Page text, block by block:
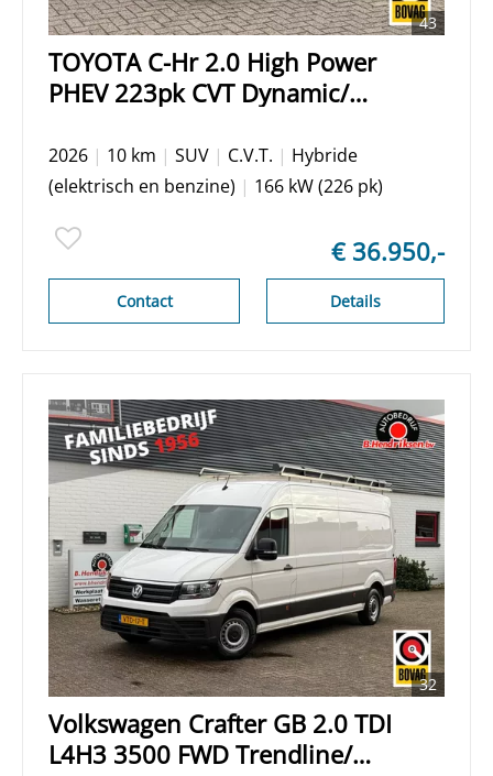
43
TOYOTA C-Hr 2.0 High Power
PHEV 223pk CVT Dynamic/
Carplay/ Keyless entry/ Stuur +
stoel verwarming/ Elektrische
2026 | 10 km | SUV | C.V.T. | Hybride
(elektrisch en benzine) | 166 kW (226 pk)
€ 36.950,-
Details
Contact
32
Volkswagen Crafter GB 2.0 TDI
L4H3 3500 FWD Trendline/